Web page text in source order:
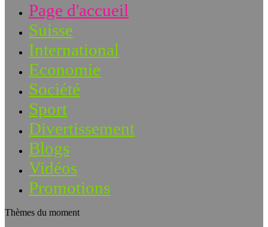
Page d'accueil
Suisse
International
Economie
Société
Sport
Divertissement
Blogs
Vidéos
Promotions
Thèmes du moment